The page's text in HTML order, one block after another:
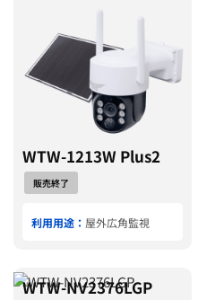
WTW-1213W Plus2
販売終了
利用用途： 屋外広角監視
WTW-NV2376LGP